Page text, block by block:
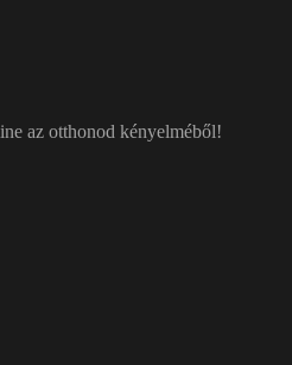
az otthonod kényelméből!